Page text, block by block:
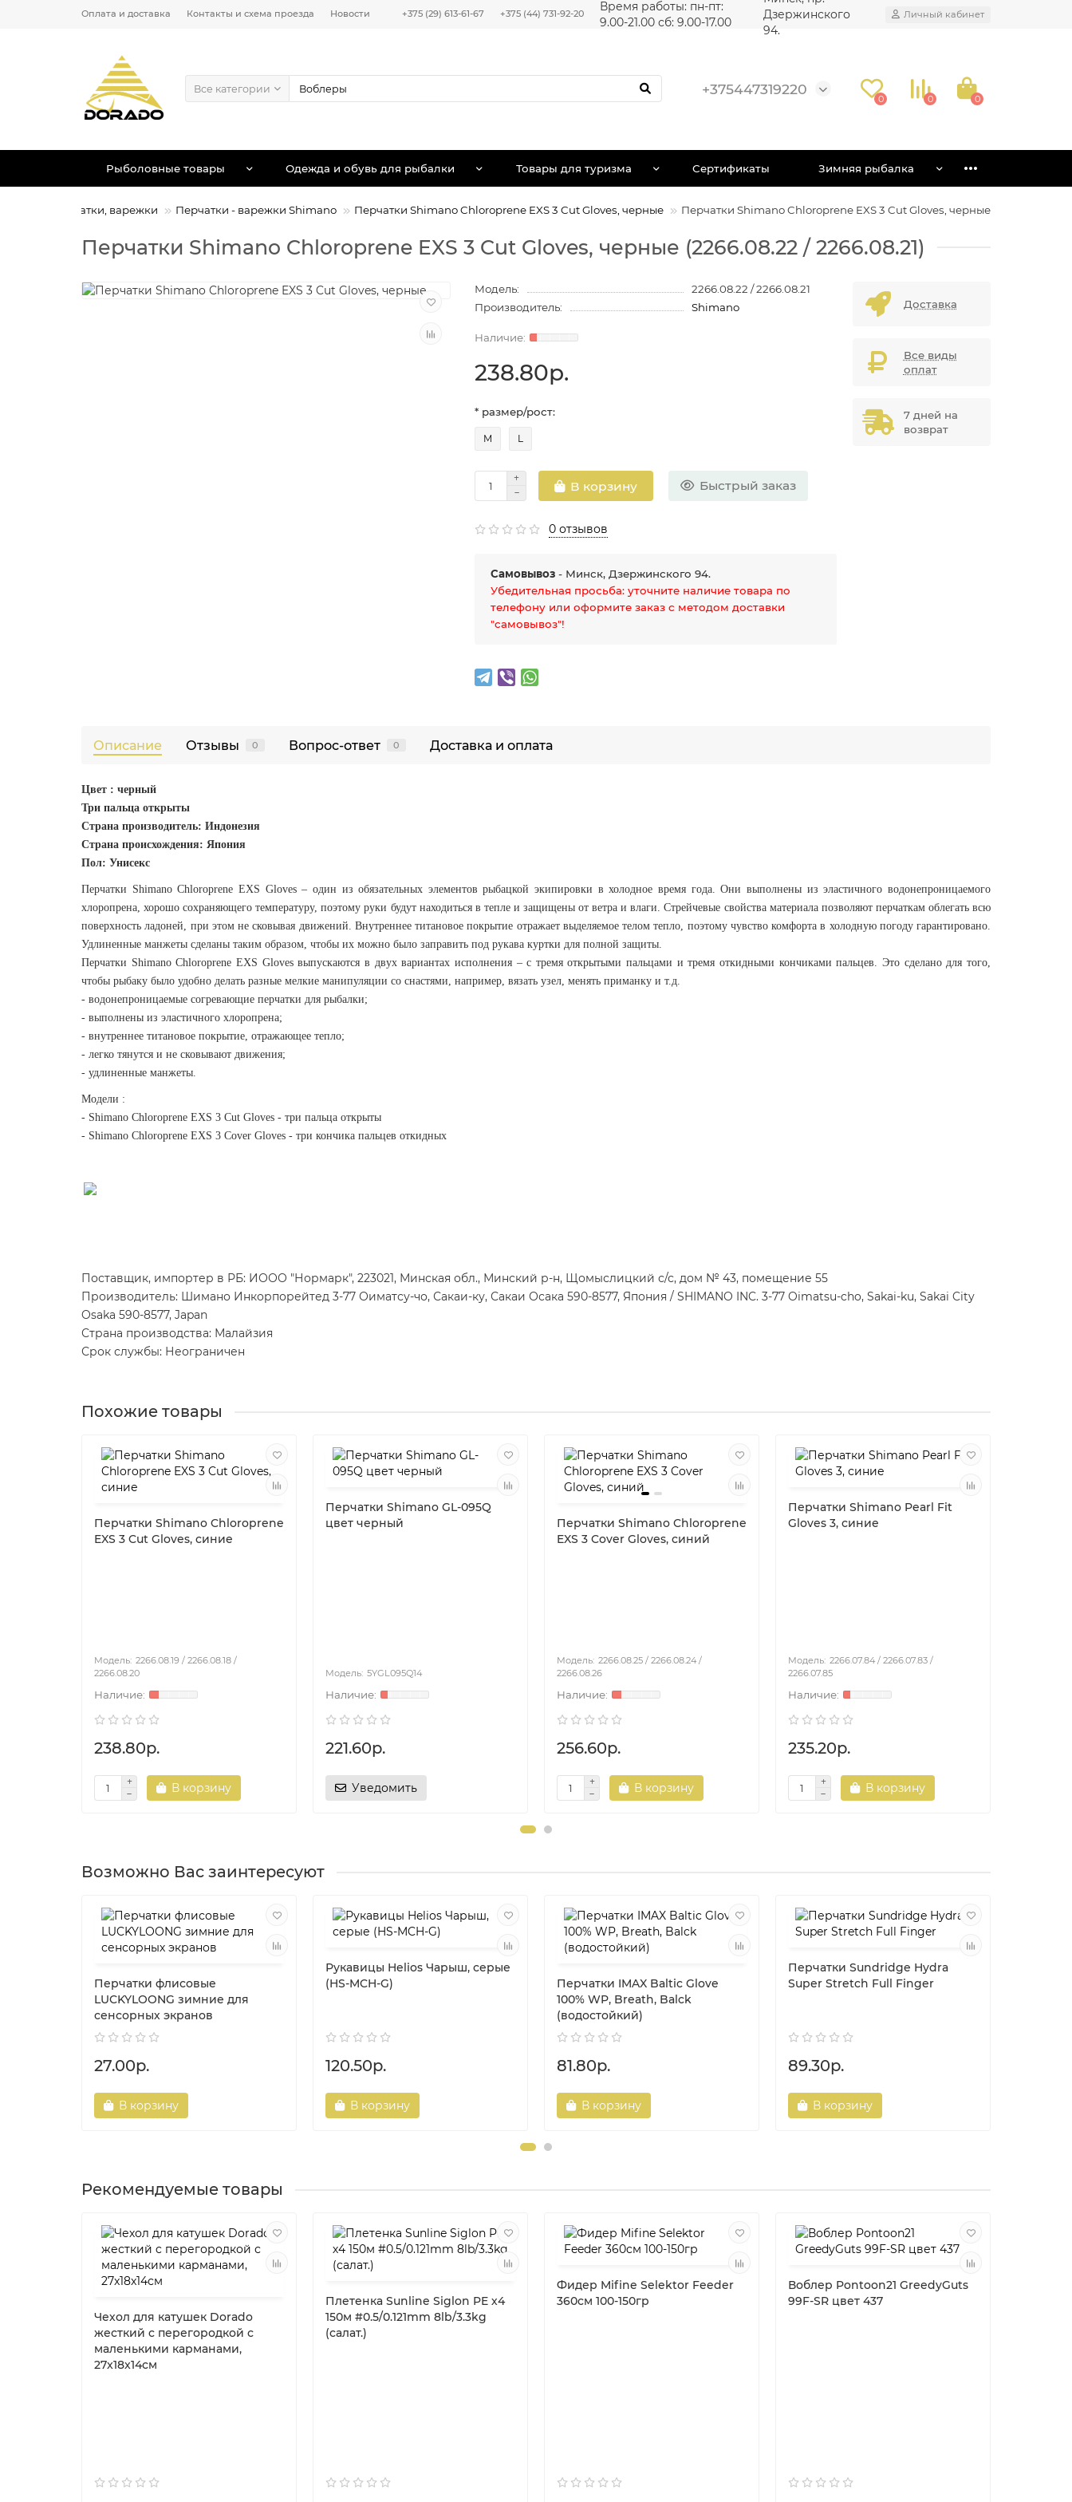
Оплата и доставка Контакты и схема проезда Новости +375 (29) 613-61-67 +375 (44) 731-92-20
Время работы: пн-пт:
9.00-21.00 сб: 9.00-17.00
Дзержинского
94.
Личный кабинет
Все категории +375447319220
0 0 0
Рыболовные товары Одежда и обувь для рыбалки Товары для туризма Сертификаты Зимняя рыбалка
Перчатки, варежки Перчатки - варежки Shimano Перчатки Shimano Chloroprene EXS 3 Cut Gloves, черные Перчатки Shimano Chloroprene EXS 3 Cut Gloves, черные
Перчатки Shimano Chloroprene EXS 3 Cut Gloves, черные (2266.08.22 / 2266.08.21)
Модель:
2266.08.22 / 2266.08.21
Производитель:
Shimano
238.80р.
* размер/рост:
M L
В корзину Быстрый заказ
0 отзывов
Самовывоз - Минск, Дзержинского 94.
Убедительная просьба: уточните наличие товара по
телефону или оформите заказ с методом доставки
"самовывоз"!
Доставка
Все виды
оплат
7 дней на
возврат
Описание Отзывы 0 Вопрос-ответ 0 Доставка и оплата
Цвет : черный
Три пальца открыты
Страна производитель: Индонезия
Страна происхождения: Япония
Пол: Унисекс
Перчатки Shimano Chloroprene EXS Gloves – один из обязательных элементов рыбацкой экипировки в холодное время года. Они выполнены из эластичного водонепроницаемого
хлоропрена, хорошо сохраняющего температуру, поэтому руки будут находиться в тепле и защищены от ветра и влаги. Стрейчевые свойства материала позволяют перчаткам облегать всю
поверхность ладоней, при этом не сковывая движений. Внутреннее титановое покрытие отражает выделяемое телом тепло, поэтому чувство комфорта в холодную погоду гарантировано.
Удлиненные манжеты сделаны таким образом, чтобы их можно было заправить под рукава куртки для полной защиты.
Перчатки Shimano Chloroprene EXS Gloves выпускаются в двух вариантах исполнения – с тремя открытыми пальцами и тремя откидными кончиками пальцев. Это сделано для того,
чтобы рыбаку было удобно делать разные мелкие манипуляции со снастями, например, вязать узел, менять приманку и т.д.
- водонепроницаемые согревающие перчатки для рыбалки;
- выполнены из эластичного хлоропрена;
- внутреннее титановое покрытие, отражающее тепло;
- легко тянутся и не сковывают движения;
- удлиненные манжеты.
Модели :
- Shimano Chloroprene EXS 3 Cut Gloves - три пальца открыты
- Shimano Chloroprene EXS 3 Cover Gloves - три кончика пальцев откидных
Поставщик, импортер в РБ: ИООО "Нормарк", 223021, Минская обл., Минский р-н, Щомыслицкий с/с, дом № 43, помещение 55
Производитель: Шимано Инкорпорейтед 3-77 Оиматсу-чо, Сакаи-ку, Сакаи Осака 590-8577, Япония / SHIMANO INC. 3-77 Oimatsu-cho, Sakai-ku, Sakai City
Osaka 590-8577, Japan
Страна производства: Малайзия
Срок службы: Неограничен
Похожие товары
Перчатки Shimano Chloroprene
EXS 3 Cut Gloves, синие
2266.08.19 / 2266.08.18 /
2266.08.20
238.80р.
В корзину
Перчатки Shimano GL-095Q
цвет черный
5YGL095Q14
221.60р.
Уведомить
Перчатки Shimano Chloroprene
EXS 3 Cover Gloves, синий
2266.08.25 / 2266.08.24 /
2266.08.26
256.60р.
В корзину
Перчатки Shimano Pearl Fit
Gloves 3, синие
2266.07.84 / 2266.07.83 /
2266.07.85
235.20р.
В корзину
Возможно Вас заинтересуют
Перчатки флисовые
LUCKYLOONG зимние для
сенсорных экранов
27.00р.
В корзину
Рукавицы Helios Чарыш, серые
(HS-MCH-G)
120.50р.
В корзину
Перчатки IMAX Baltic Glove
100% WP, Breath, Balck
(водостойкий)
81.80р.
В корзину
Перчатки Sundridge Hydra
Super Stretch Full Finger
89.30р.
В корзину
Рекомендуемые товары
Чехол для катушек Dorado
жесткий c перегородкой с
маленькими карманами,
27x18x14см
Плетенка Sunline Siglon PE х4
150м #0.5/0.121mm 8lb/3.3kg
(салат.)
Фидер Mifine Selektor Feeder
360cм 100-150гр
Воблер Pontoon21 GreedyGuts
99F-SR цвет 437